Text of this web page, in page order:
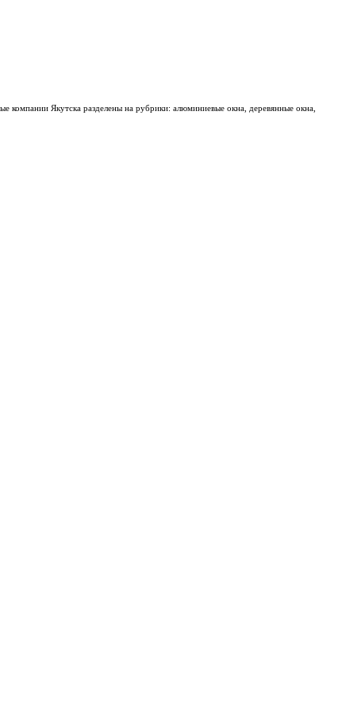
компании Якутска разделены на рубрики: алюминиевые окна, деревянные окна,